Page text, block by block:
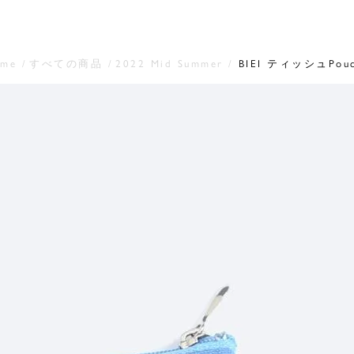
すべての商品 2022 Mid Summer BIEI ティッシュ